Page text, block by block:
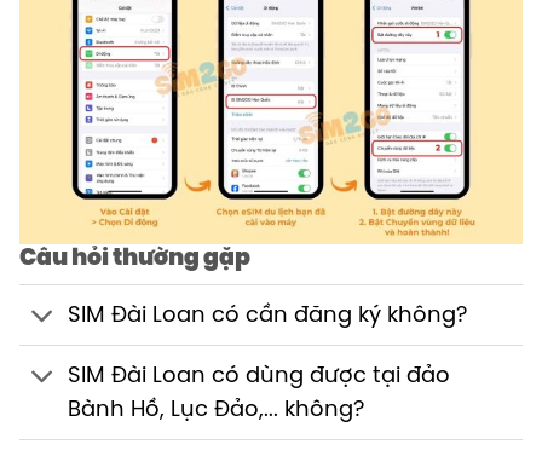
Câu hỏi thường gặp
SIM Đài Loan có cần đăng ký không?
SIM Đài Loan có dùng được tại đảo
Bành Hồ, Lục Đảo,... không?